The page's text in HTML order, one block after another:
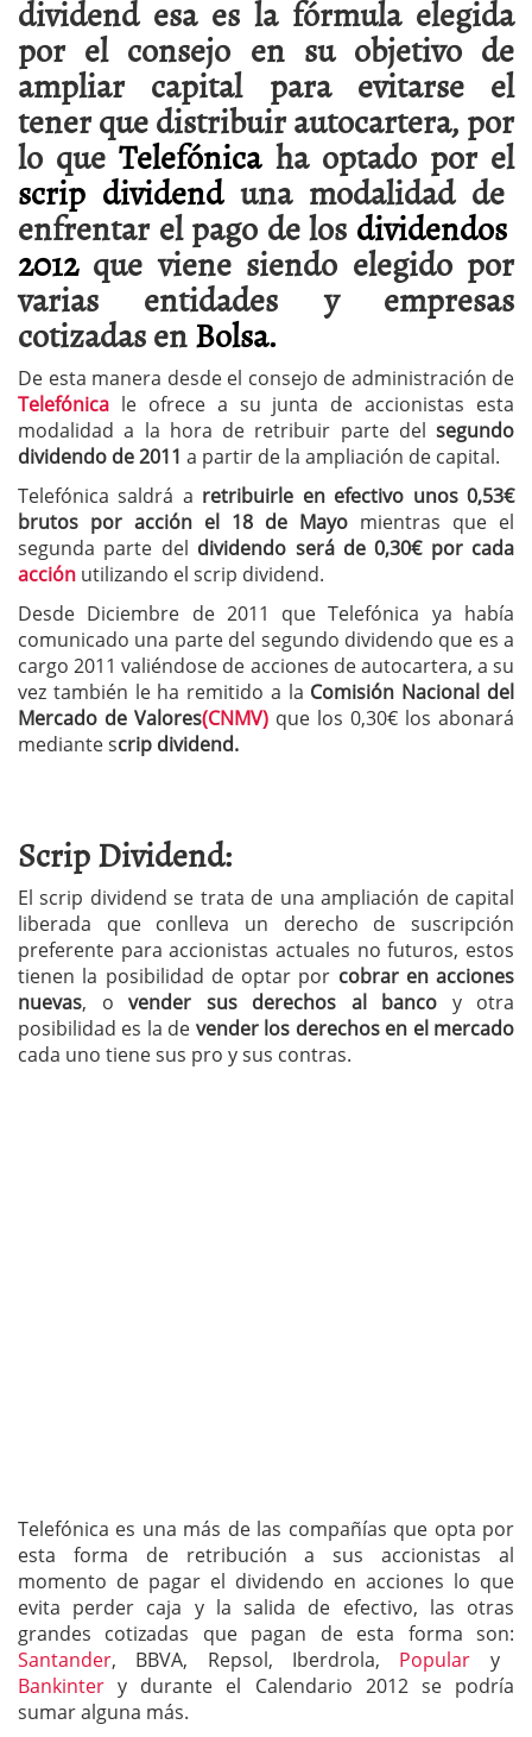
dividend esa es la fórmula elegida
por el consejo en su objetivo de
ampliar capital para evitarse el
tener que distribuir autocartera, por
lo queTelefónicaha optado por el
scrip dividend una modalidad de
enfrentar el pago de los dividendos
2012 que viene siendo elegido por
varias entidades y empresas
cotizadas enBolsa.
De esta manera desde el consejo de administración de
Telefónica le ofrece a su junta de accionistas esta
modalidad a la hora de retribuir parte del segundo
dividendo de 2011 a partir de la ampliación de capital.
Telefónica saldrá a retribuirle en efectivo unos 0,53€
brutos por acción el 18 de Mayo mientras que el
segunda parte del dividendo será de 0,30€ por cada
acción utilizando el scrip dividend.
Desde Diciembre de 2011 que Telefónica ya había
comunicado una parte del segundo dividendo que es a
cargo 2011 valiéndose de acciones de autocartera, a su
vez también le ha remitido a la Comisión Nacional del
Mercado de Valores(CNMV) que los 0,30€ los abonará
mediante scrip dividend.
Scrip Dividend:
El scrip dividend se trata de una ampliación de capital
liberada que conlleva un derecho de suscripción
preferente para accionistas actuales no futuros, estos
tienen la posibilidad de optar por cobrar en acciones
nuevas, o vender sus derechos al banco y otra
posibilidad es la de vender los derechos en el mercado
cada uno tiene sus pro y sus contras.
Telefónica es una más de las compañías que opta por
esta forma de retribución a sus accionistas al
momento de pagar el dividendo en acciones lo que
evita perder caja y la salida de efectivo, las otras
grandes cotizadas que pagan de esta forma son:
Santander, BBVA, Repsol, Iberdrola, Popular y
Bankintery durante el Calendario 2012 se podría
sumar alguna más.